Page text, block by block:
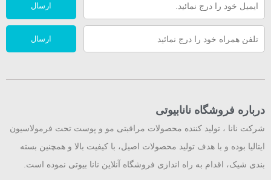
ارسال
ارسال
درباره فروشگاه نانابیوتی
شرکت نانا ، تولید کننده محصولات مراقبتی مو و پوست تحت فرمولاسیون
ایتالیا بوده و با هدف تولید محصولات اصیل، با کیفیت بالا و همچنین بسته
بندی شیک، اقدام به راه اندازی فروشگاه آنلاین نانا بیوتی نموده است.